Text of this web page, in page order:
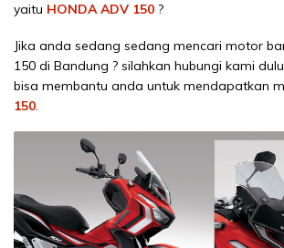
yaitu HONDA ADV 150 ?
Jika anda sedang sedang mencari motor
150 di Bandung ? silahkan hubungi kami
bisa membantu anda untuk mendapatkan
150